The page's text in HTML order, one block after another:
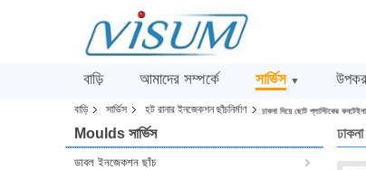
বাড়ি আমাদের সম্পর্কে সার্ভিস ▼
বাড়ি সার্ভিস হট রানার ইনজেকশন ছাঁচনির্মাণ ঢাকনা দিয়ে ছোট প্লাস্টিকের
Moulds সার্ভিস
ডাবল ইনজেকশন ছাঁচ